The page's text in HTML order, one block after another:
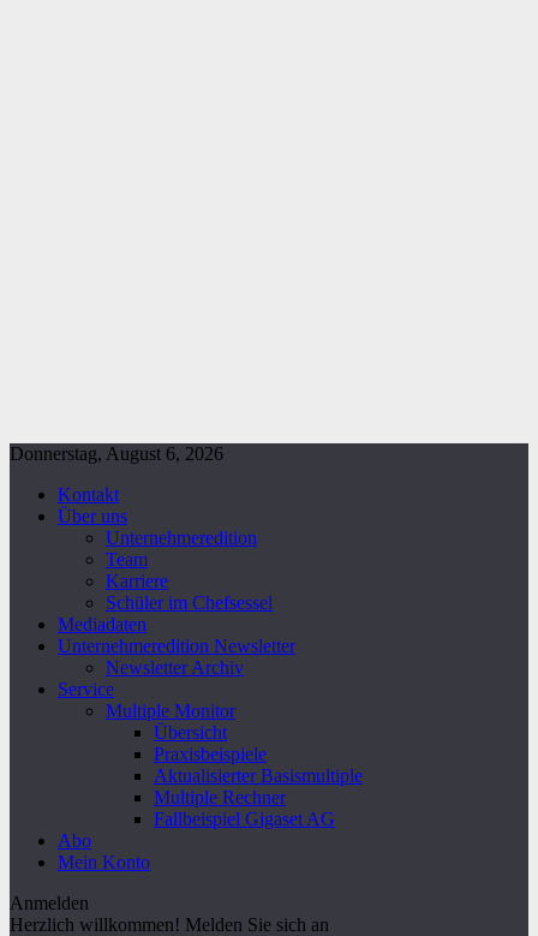
Donnerstag, August 6, 2026
Kontakt
Über uns
Unternehmeredition
Team
Karriere
Schüler im Chefsessel
Mediadaten
Unternehmeredition Newsletter
Newsletter Archiv
Service
Multiple Monitor
Übersicht
Praxisbeispiele
Aktualisierter Basismultiple
Multiple Rechner
Fallbeispiel Gigaset AG
Abo
Mein Konto
Anmelden
Herzlich willkommen! Melden Sie sich an